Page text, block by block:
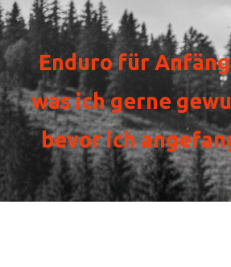
Enduro für
was ich gerne
bevor ich